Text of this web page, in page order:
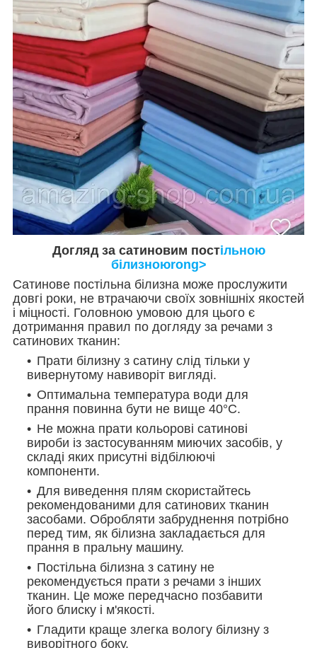
Догляд за сатиновим постільною
білизноюrong>
Сатинове постільна білизна може прослужити
довгі роки, не втрачаючи своїх зовнішніх якостей
і міцності. Головною умовою для цього є
дотримання правил по догляду за речами з
сатинових тканин:
Прати білизну з сатину слід тільки у
вивернутому навиворіт вигляді.
Оптимальна температура води для
прання повинна бути не вище 40°С.
Не можна прати кольорові сатинові
вироби із застосуванням миючих засобів, у
складі яких присутні відбілюючі
компоненти.
Для виведення плям скористайтесь
рекомендованими для сатинових тканин
засобами. Обробляти забруднення потрібно
перед тим, як білизна закладається для
прання в пральну машину.
Постільна білизна з сатину не
рекомендується прати з речами з інших
тканин. Це може передчасно позбавити
його блиску і м'якості.
Гладити краще злегка вологу білизну з
виворітного боку.